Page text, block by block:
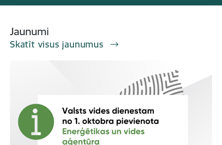
Jaunumi
Skatīt visus jaunumus